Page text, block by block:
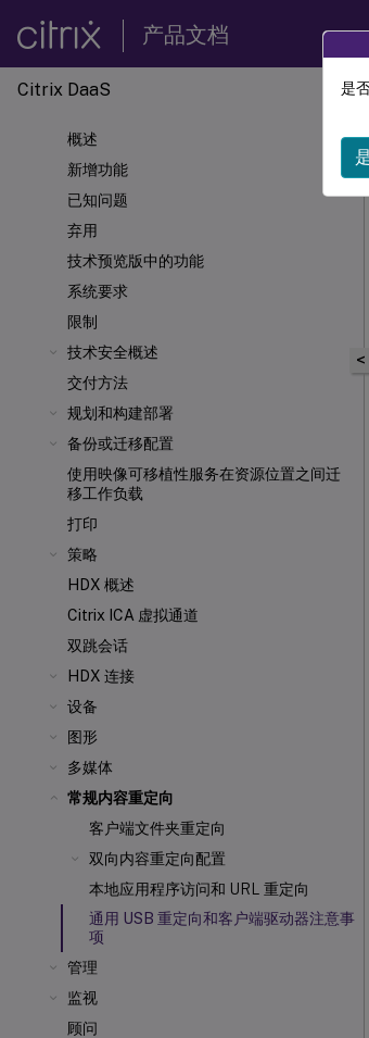
产品文档
Citrix DaaS
概述
新增功能
已知问题
弃用
技术预览版中的功能
系统要求
限制
技术安全概述
交付方法
规划和构建部署
备份或迁移配置
使用映像可移植性服务在资源位置之间迁
移工作负载
打印
策略
HDX 概述
Citrix ICA 虚拟通道
双跳会话
HDX 连接
设备
图形
多媒体
常规内容重定向
客户端文件夹重定向
双向内容重定向配置
本地应用程序访问和 URL 重定向
通用 USB 重定向和客户端驱动器注意事
项
管理
监视
顾问
<
是